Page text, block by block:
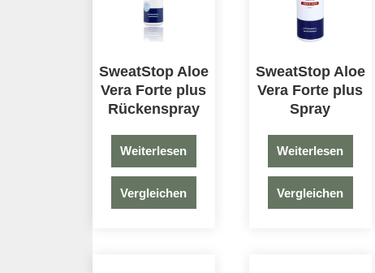
SweatStop Aloe
Vera Forte plus
Rückenspray
Weiterlesen
Vergleichen
SweatStop Aloe
Vera Forte plus
Spray
Weiterlesen
Vergleichen